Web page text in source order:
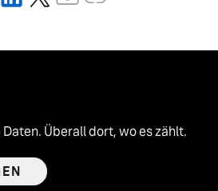
Überall dort, wo es zählt.